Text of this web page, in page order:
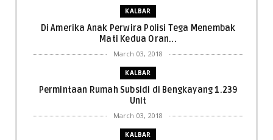
KALBAR
Di Amerika Anak Perwira Polisi Tega Menembak
Mati Kedua Oran...
March 03, 2018
KALBAR
Permintaan Rumah Subsidi di Bengkayang 1.239
Unit
March 03, 2018
KALBAR